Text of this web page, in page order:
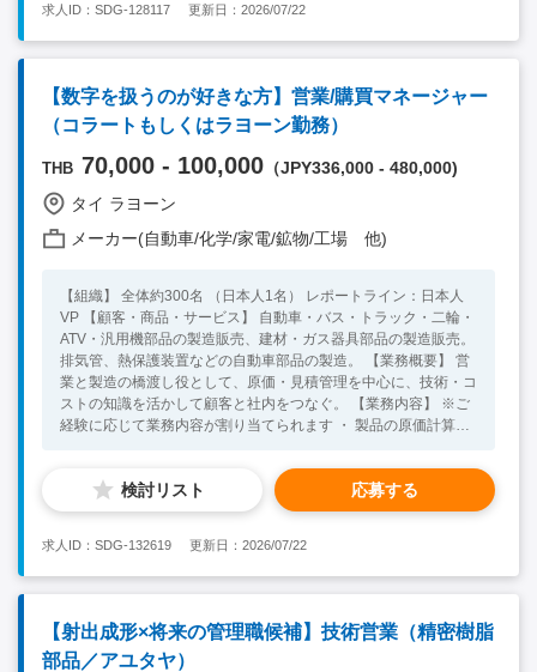
上(社内コミュニケーション) ・海外出張可能な方 【歓迎要件】
・自動車業界での経験 ・価格交渉・コスト分析経験 ・VAVE活動
経験 ・営業やマーケティングの経験 ・部門横断的業務経験 ・
SAP使用経験 ・タイで運転可能な方
求人ID：SDG-128117 更新日：2026/07/22
【数字を扱うのが好きな方】営業/購買マネージャー
（コラートもしくはラヨーン勤務）
THB 70,000 - 100,000 （JPY336,000 - 480,000)
タイ ラヨーン
メーカー(自動車/化学/家電/鉱物/工場 他)
【組織】 全体約300名 （日本人1名） レポートライン：日本人
VP 【顧客・商品・サービス】 自動車・バス・トラック・二輪・
ATV・汎用機部品の製造販売、建材・ガス器具部品の製造販売。
排気管、熱保護装置などの自動車部品の製造。 【業務概要】 営
業と製造の橋渡し役として、原価・見積管理を中心に、技術・コ
ストの知識を活かして顧客と社内をつなぐ。 【業務内容】 ※ご
経験に応じて業務内容が割り当てられます ・ 製品の原価計算と
スト改善と利益率向上に向けた社内調整 ・ 製造部門および購買
部門との打ち合わせ ・ 顧客との価格・仕様に関する打ち合わせ
と交渉 ・ 製品原価や製造コストに関するデータ分析とレポート
他マネージャーからアサインされた業務 【その他】 ・通勤は自
走通勤を想定、能力と実績に応じて社有車支給有り ・年齢55歳
以上の場合、雇用形態は契約社員 【必須要件】 ・ 製造業におけ
る営業・原価企画・生産管理・購買・技術営業いずれか1年以上
の経験 ・ 原価管理、原価計算、見積作成、コスト分析、利益管
理の実務経験 ・タイ語または英語日常会話レベル以上 【歓迎要
検討リスト 応募する
求人ID：SDG-132619 更新日：2026/07/22
【射出成形×将来の管理職候補】技術営業（精密樹脂
部品／アユタヤ）